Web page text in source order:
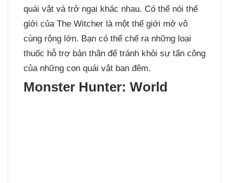
quái vật và trở ngại khác nhau. Có thể nói thế
giới của The Witcher là một thế giới mở vô
cùng rộng lớn. Bạn có thể chế ra những loại
thuốc hỗ trợ bản thân để tránh khỏi sự tấn công
của những con quái vật ban đêm.
Monster Hunter: World